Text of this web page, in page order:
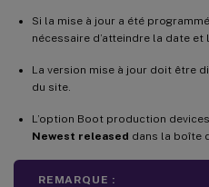
Si la mise à jour a été
nécessaire d’atteindre la date et
La version mise à jour doit être
du site.
L’option Boot production
Newest released dans la boîte
REMARQUE :